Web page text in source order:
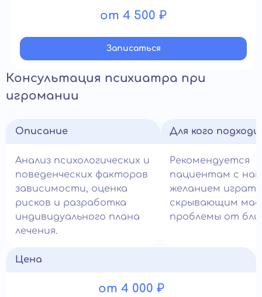
от 4 500 ₽
Записатьcя
Консультация психиатра при
игромании
Описание
Анализ психологических и
поведенческих факторов
зависимости, оценка
рисков и разработка
индивидуального плана
лечения.
Для кого
Рекомендуется
пациентам с
желанием
скрывающим
проблемы от
Цена
от 4 000 ₽